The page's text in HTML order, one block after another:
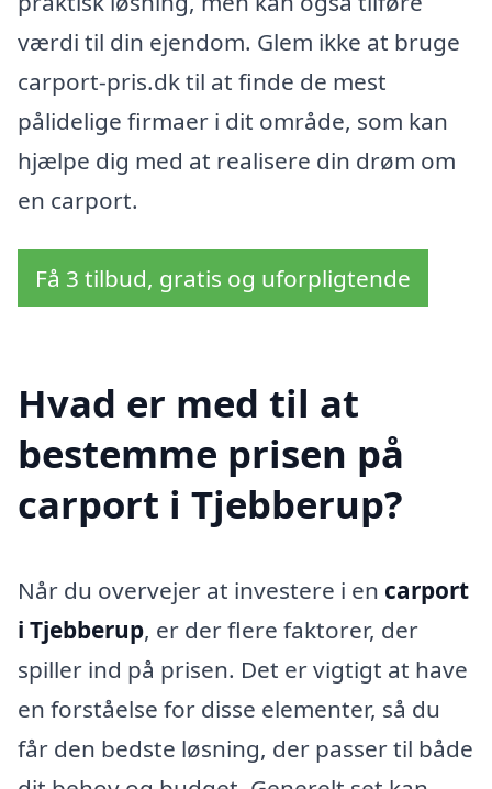
værdi til din ejendom. Glem ikke at bruge
carport-pris.dk til at finde de mest
pålidelige firmaer i dit område, som kan
hjælpe dig med at realisere din drøm om
en carport.
Få 3 tilbud, gratis og uforpligtende
Hvad er med til at
bestemme prisen på
carport i Tjebberup?
Når du overvejer at investere i en carport
i Tjebberup, er der flere faktorer, der
spiller ind på prisen. Det er vigtigt at have
en forståelse for disse elementer, så du
får den bedste løsning, der passer til både